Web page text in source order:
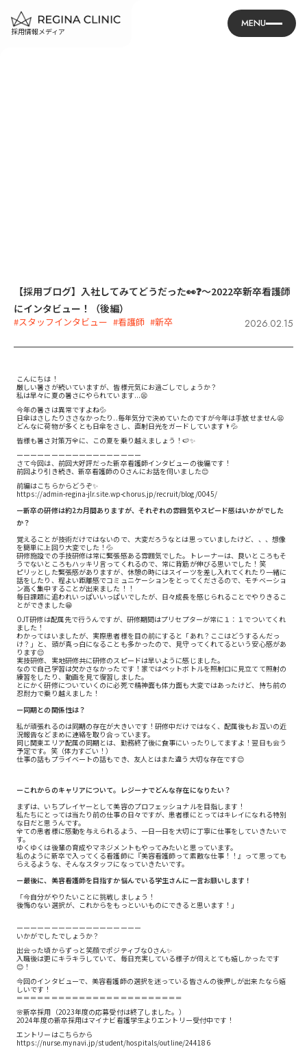
採用情報メディア
MENU
【採用ブログ】入社してみてどうだった👀❓～2022卒新卒看護師
にインタビュー！（後編）
#スタッフインタビュー #看護師 #新卒 2026.02.15
こんにちは！
厳しい暑さが続いていますが、皆様元気にお過ごしでしょうか？
私は早々に夏の暑さにやられています...😫
今年の暑さは異常ですよね💦
日傘はさしたりささなかったり..毎年気分で決めていたのですが今年は手放せません😫
どんなに荷物が多くとも日傘をさし、直射日光をガードしています🌂💦
皆様も暑さ対策万全に、この夏を乗り越えましょう！🍉✨
ーーーーーーーーーーーーーーーーーー
さて今回は、前回大好評だった新卒看護師インタビューの後編です！
前回より引き続き、新卒看護師のOさんにお話を伺いました😊
前編はこちらからどうぞ✨
https://admin-regina-jlr.site.wp-chorus.jp/recruit/blog/0045/
ー新卒の研修は約2カ月間ありますが、それぞれの雰囲気やスピード感はいかがでした
か？
覚えることが技術だけではないので、大変だろうなとは思っていましたけど、、、想像
を簡単に上回り大変でした！💦
研修施設での手技研修は常に緊張感ある雰囲気でした。トレーナーは、良いところもそ
うでないところもハッキリ言ってくれるので、常に背筋が伸びる思いでした！笑
ピリッとした緊張感がありますが、休憩の時にはスイーツを差し入れてくれたり一緒に
話をしたり、程よい距離感でコミュニケーションをとってくださるので、モチベーショ
ン高く集中することが出来ました！！
毎日課題に追われいっぱいいっぱいでしたが、日々成長を感じられることでやりきるこ
とができました😁
OJT研修は配属先で行うんですが、研修期間はプリセプターが常に１：１でついてくれ
ました！
わかってはいましたが、実際患者様を目の前にすると「あれ？ここはどうするんだっ
け？」と、頭が真っ白になることも多かったので、見守ってくれてるという安心感があ
ります😌
実技研修、実地研修共に研修のスピードは早いように感じました。
なので自己学習は欠かさなかったです！家ではペットボトルを照射口に見立てて照射の
練習をしたり、動画を見て復習しました。
とにかく研修についていくのに必死で精神面も体力面も大変ではあったけど、持ち前の
忍耐力で乗り越えました！
ー同期との関係性は？
私が頑張れるのは同期の存在が大きいです！研修中だけではなく、配属後もお互いの近
況報告などまめに連絡を取り合っています。
同じ関東エリア配属の同期とは、勤務終了後に食事にいったりしてますよ！翌日も会う
予定です。笑（体力すごい！）
仕事の話もプライベートの話もでき、友人とはまた違う大切な存在です😊
ーこれからのキャリアについて。レジーナでどんな存在になりたい？
まずは、いちプレイヤーとして美容のプロフェッショナルを目指します！
私たちにとっては当たり前の仕事の日々ですが、患者様にとってはキレイになれる特別
な日だと思うんです。
全ての患者様に感動を与えられるよう、一日一日を大切に丁寧に仕事をしていきたいで
す。
ゆくゆくは後輩の育成やマネジメントもやってみたいと思っています。
私のように新卒で入ってくる看護師に『美容看護師って素敵な仕事！！』って思っても
らえるような、そんなスタッフになっていきたいです。
ー最後に、美容看護師を目指すか悩んでいる学生さんに一言お願いします！
「今自分がやりたいことに挑戦しましょう！
後悔のない選択が、これからをもっといいものにできると思います！」
ーーーーーーーーーーーーーーーーーー
いかがでしたでしょうか？
出会った頃からずっと笑顔でポジティブなOさん✨
入職後は更にキラキラしていて、毎日充実している様子が伺えとても嬉しかったです
😊！
今回のインタビューで、美容看護師の選択を迷っている皆さんの後押しが出来たなら嬉
しいです！
＝＝＝＝＝＝＝＝＝＝＝＝＝＝＝＝＝＝＝＝＝＝＝＝
🌸新卒採用（2023年度の応募受付は終了しました。）
2024年度の新卒採用はマイナビ看護学生よりエントリー受付中です！
エントリーはこちらから
https://nurse.mynavi.jp/student/hospitals/outline/244186